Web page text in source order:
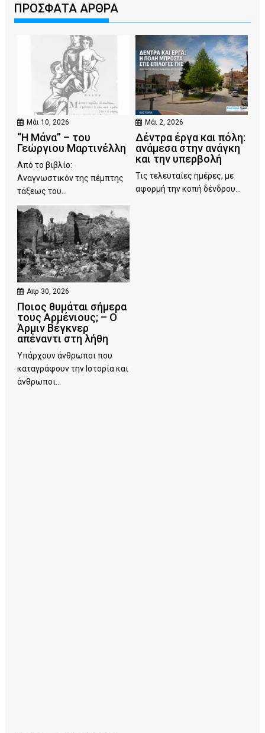
ΠΡΟΣΦΑΤΑ ΑΡΘΡΑ
Μάι 10, 2026
“Η Μάνα” – του
Γεώργιου Μαρτινέλλη
Από το βιβλίο:
Αναγνωστικόν της πέμπτης
τάξεως του...
Μάι 2, 2026
Δέντρα έργα και πόλη:
ανάμεσα στην ανάγκη
και την υπερβολή
Τις τελευταίες ημέρες, με
αφορμή την κοπή δένδρου...
Απρ 30, 2026
Ποιος θυμάται σήμερα
τους Αρμένιους; – Ο
Άρμιν Βέγκνερ
απέναντι στη λήθη
Υπάρχουν άνθρωποι που
καταγράφουν την Ιστορία και
άνθρωποι...